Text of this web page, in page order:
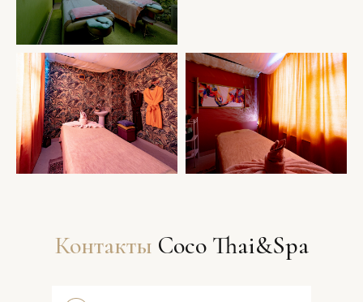
Контакты Coco Thai&Spa